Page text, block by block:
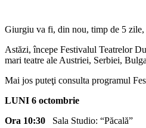
Giurgiu va fi, din nou, timp de 5 zile,
Astăzi, începe Festivalul Teatrelor
mari teatre ale Austriei, Serbiei,
Mai jos puteţi consulta programul
LUNI 6 octombrie
Ora 10:30 Sala Studio: “Păcală”